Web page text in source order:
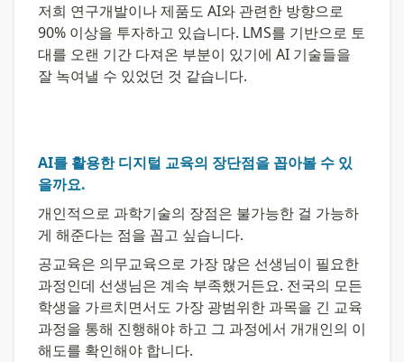
저희 연구개발이나 제품도 AI와 관련한 방향으로
90% 이상을 투자하고 있습니다. LMS를 기반으로 토
대를 오랜 기간 다져온 부분이 있기에 AI 기술들을
잘 녹여낼 수 있었던 것 같습니다.
AI를 활용한 디지털 교육의 장단점을 꼽아볼 수 있
을까요.
개인적으로 과학기술의 장점은 불가능한 걸 가능하
게 해준다는 점을 꼽고 싶습니다.
공교육은 의무교육으로 가장 많은 선생님이 필요한
과정인데 선생님은 계속 부족했거든요. 전국의 모든
학생을 가르치면서도 가장 광범위한 과목을 긴 교육
과정을 통해 진행해야 하고 그 과정에서 개개인의 이
해도를 확인해야 합니다.